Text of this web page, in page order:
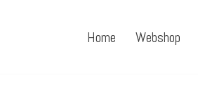
Home Webshop